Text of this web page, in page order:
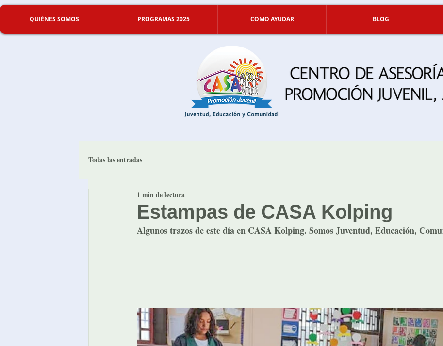
QUIÉNES SOMOS PROGRAMAS 2025 CÓMO AYUDAR BLOG
Todas las entradas
Estampas de CASA Kolping
1 min de lectura
Algunos trazos de este día en CASA Kolping. Somos Juventud, Educación,